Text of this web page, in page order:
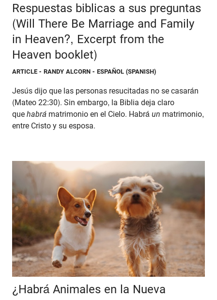
Respuestas biblicas a sus preguntas
(Will There Be Marriage and Family
in Heaven?, Excerpt from the
Heaven booklet)
ARTICLE - RANDY ALCORN - ESPAÑOL (SPANISH)
Jesús dijo que las personas resucitadas no se casarán
(Mateo 22:30). Sin embargo, la Biblia deja claro
que habrá matrimonio en el Cielo. Habrá un matrimonio,
entre Cristo y su esposa.
¿Habrá Animales en la Nueva